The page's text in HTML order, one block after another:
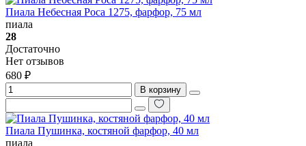
Пиала Небесная Роса 1275, фарфор, 75 мл
пиала
28
Достаточно
Нет отзывов
680 ₽
В корзину
Пиала Пушинка, костяной фарфор, 40 мл
пиала